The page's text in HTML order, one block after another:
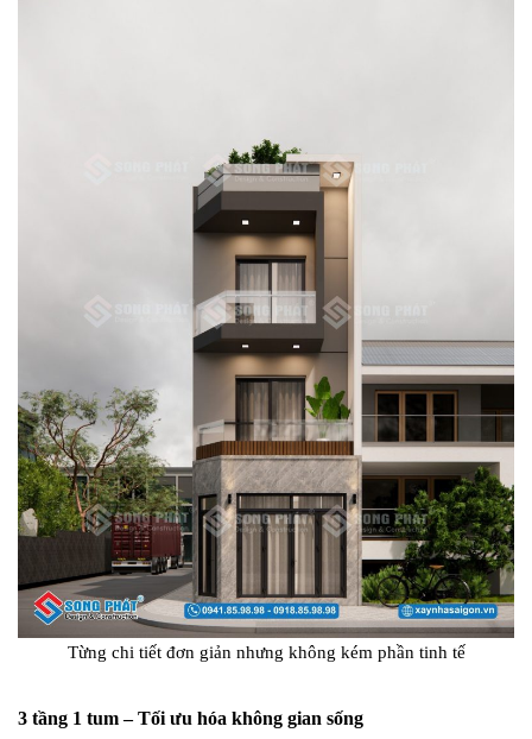
Từng chi tiết đơn giản nhưng không kém phần tinh tế
3 tầng 1 tum – Tối ưu hóa không gian sống